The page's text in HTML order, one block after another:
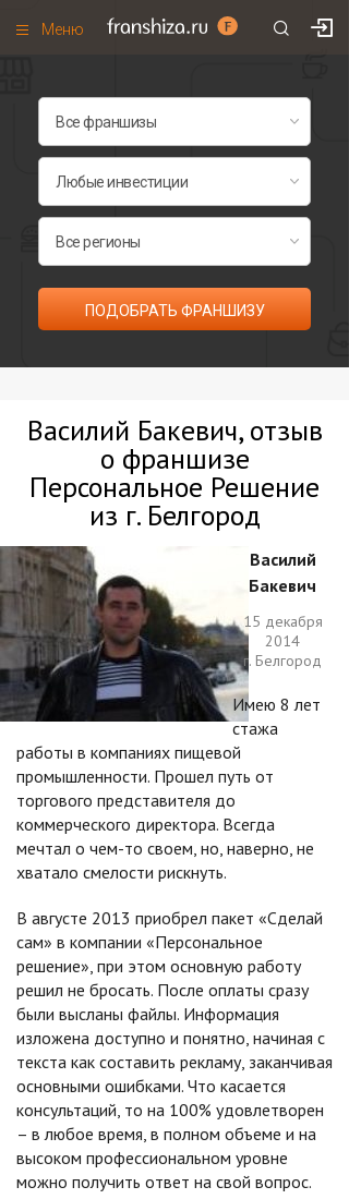
Меню
Франшизы по категориям
ПОДОБРАТЬ ФРАНШИЗУ
Василий Бакевич, отзыв
о франшизе
Персональное Решение
из г. Белгород
Василий
Бакевич
15 декабря
2014
г. Белгород
Имею 8 лет
стажа
работы в компаниях пищевой
промышленности. Прошел путь от
торгового представителя до
коммерческого директора. Всегда
мечтал о чем-то своем, но, наверно, не
хватало смелости рискнуть.
В августе 2013 приобрел пакет «Сделай
сам» в компании «Персональное
решение», при этом основную работу
решил не бросать. После оплаты сразу
были высланы файлы. Информация
изложена доступно и понятно, начиная с
текста как составить рекламу, заканчивая
основными ошибками. Что касается
консультаций, то на 100% удовлетворен
– в любое время, в полном объеме и на
высоком профессиональном уровне
можно получить ответ на свой вопрос.